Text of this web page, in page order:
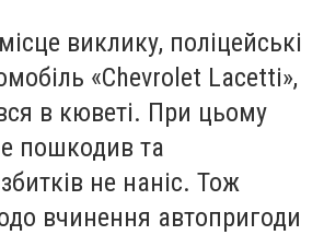
виклику, поліцейські
«Chevrolet Lacetti»,
в кюветі. При цьому
пошкодив та
не наніс. Тож
вчинення автопригоди